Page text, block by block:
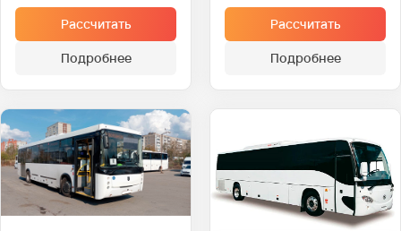
Рассчитать
Подробнее
Рассчитать
Подробнее